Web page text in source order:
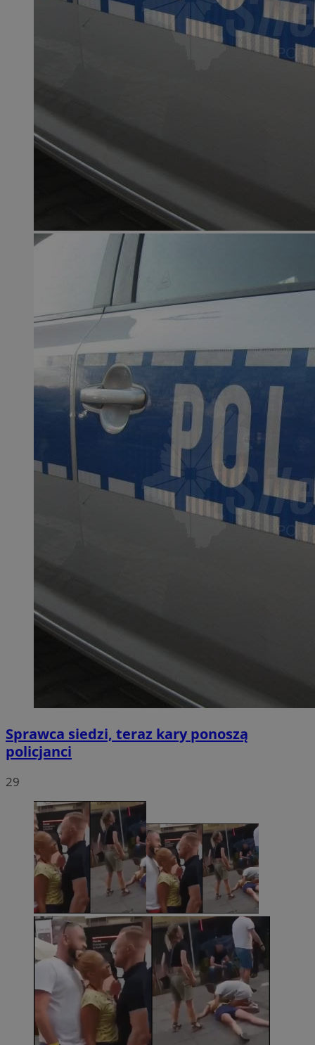
Sprawca siedzi, teraz kary ponoszą
policjanci
29